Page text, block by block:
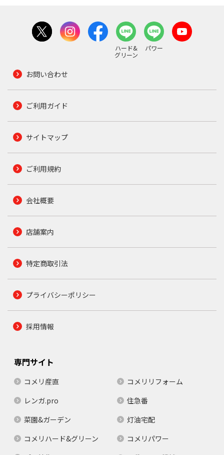
ハード&
グリーン
パワー
お問い合わせ
ご利用ガイド
サイトマップ
ご利用規約
会社概要
店舗案内
特定商取引法
プライバシーポリシー
採用情報
専門サイト
コメリ産直
コメリリフォーム
レンガ.pro
住急番
菜園&ガーデン
灯油宅配
コメリハード&グリーン
コメリパワー